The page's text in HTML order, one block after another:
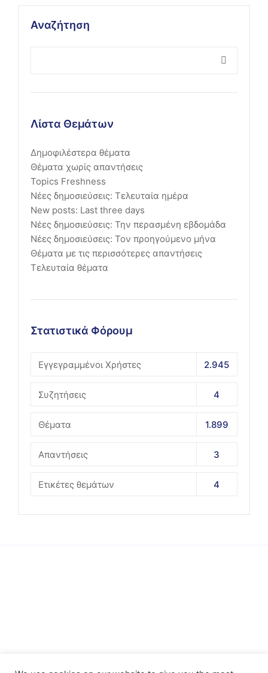
Αναζήτηση
Λίστα Θεμάτων
Δημοφιλέστερα θέματα
Θέματα χωρίς απαντήσεις
Topics Freshness
Νέες δημοσιεύσεις: Τελευταία ημέρα
New posts: Last three days
Νέες δημοσιεύσεις: Την περασμένη εβδομάδα
Νέες δημοσιεύσεις: Τον προηγούμενο μήνα
Θέματα με τις περισσότερες απαντήσεις
Τελευταία θέματα
Στατιστικά Φόρουμ
Εγγεγραμμένοι Χρήστες 2.945
Συζητήσεις 4
Θέματα 1.899
Απαντήσεις 3
Ετικέτες θεμάτων 4